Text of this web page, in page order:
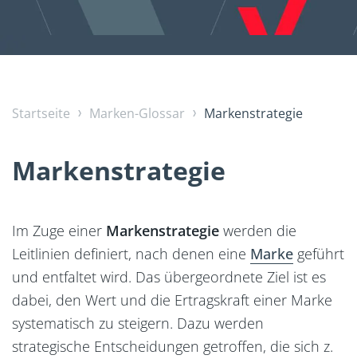
Startseite Marken-Glossar Markenstrategie
Markenstrategie
Im Zuge einer Markenstrategie werden die
Leitlinien definiert, nach denen eine Marke geführt
und entfaltet wird. Das übergeordnete Ziel ist es
dabei, den Wert und die Ertragskraft einer Marke
systematisch zu steigern. Dazu werden
strategische Entscheidungen getroffen, die sich z.